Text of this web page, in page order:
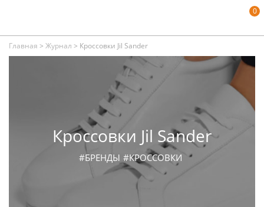
0
Главная > Журнал > Кроссовки Jil Sander
Кроссовки Jil Sander
#БРЕНДЫ #КРОССОВКИ